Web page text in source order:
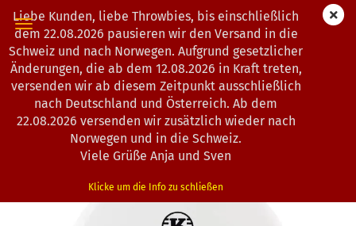
Liebe Kunden, liebe Throwbies, bis einschließlich
dem 22.08.2026 pausieren wir den Versand in die
Schweiz und nach Norwegen. Aufgrund gesetzlicher
Änderungen, die ab dem 12.08.2026 in Kraft treten,
versenden wir ab diesem Zeitpunkt ausschließlich
nach Deutschland und Österreich. Ab dem
22.08.2026 versenden wir zusätzlich wieder nach
Norwegen und in die Schweiz.
Viele Grüße Anja und Sven
Klicke um die Info zu schließen
« Erster « zurück weiter »
Letzter »
Artikel in dieser Kategorie
Kastaplast | Kaxe | K1-Soft-Line
1302760 )